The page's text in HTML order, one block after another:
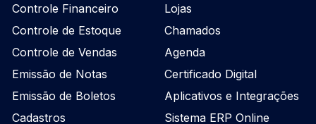
Controle Financeiro
Controle de Estoque
Controle de Vendas
Emissão de Notas
Emissão de Boletos
Cadastros
Lojas
Chamados
Agenda
Certificado Digital
Aplicativos e Integrações
Sistema ERP Online